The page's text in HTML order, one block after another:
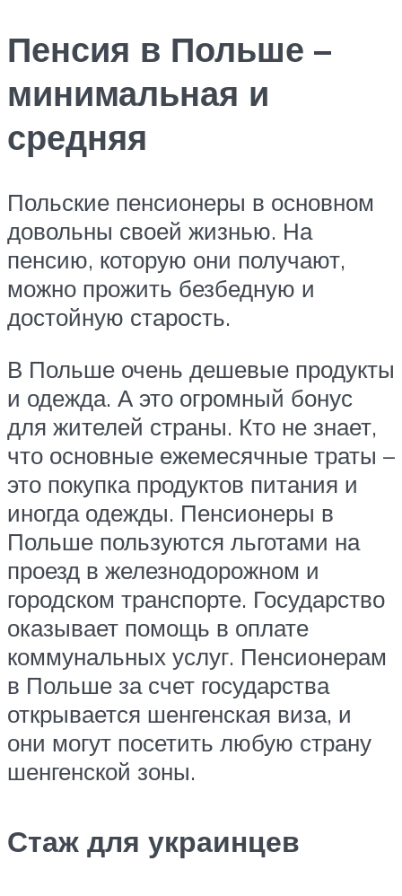
Пенсия в Польше –
минимальная и
средняя
Польские пенсионеры в основном
довольны своей жизнью. На
пенсию, которую они получают,
можно прожить безбедную и
достойную старость.
В Польше очень дешевые продукты
и одежда. А это огромный бонус
для жителей страны. Кто не знает,
что основные ежемесячные траты –
это покупка продуктов питания и
иногда одежды. Пенсионеры в
Польше пользуются льготами на
проезд в железнодорожном и
городском транспорте. Государство
оказывает помощь в оплате
коммунальных услуг. Пенсионерам
в Польше за счет государства
открывается шенгенская виза, и
они могут посетить любую страну
шенгенской зоны.
Стаж для украинцев